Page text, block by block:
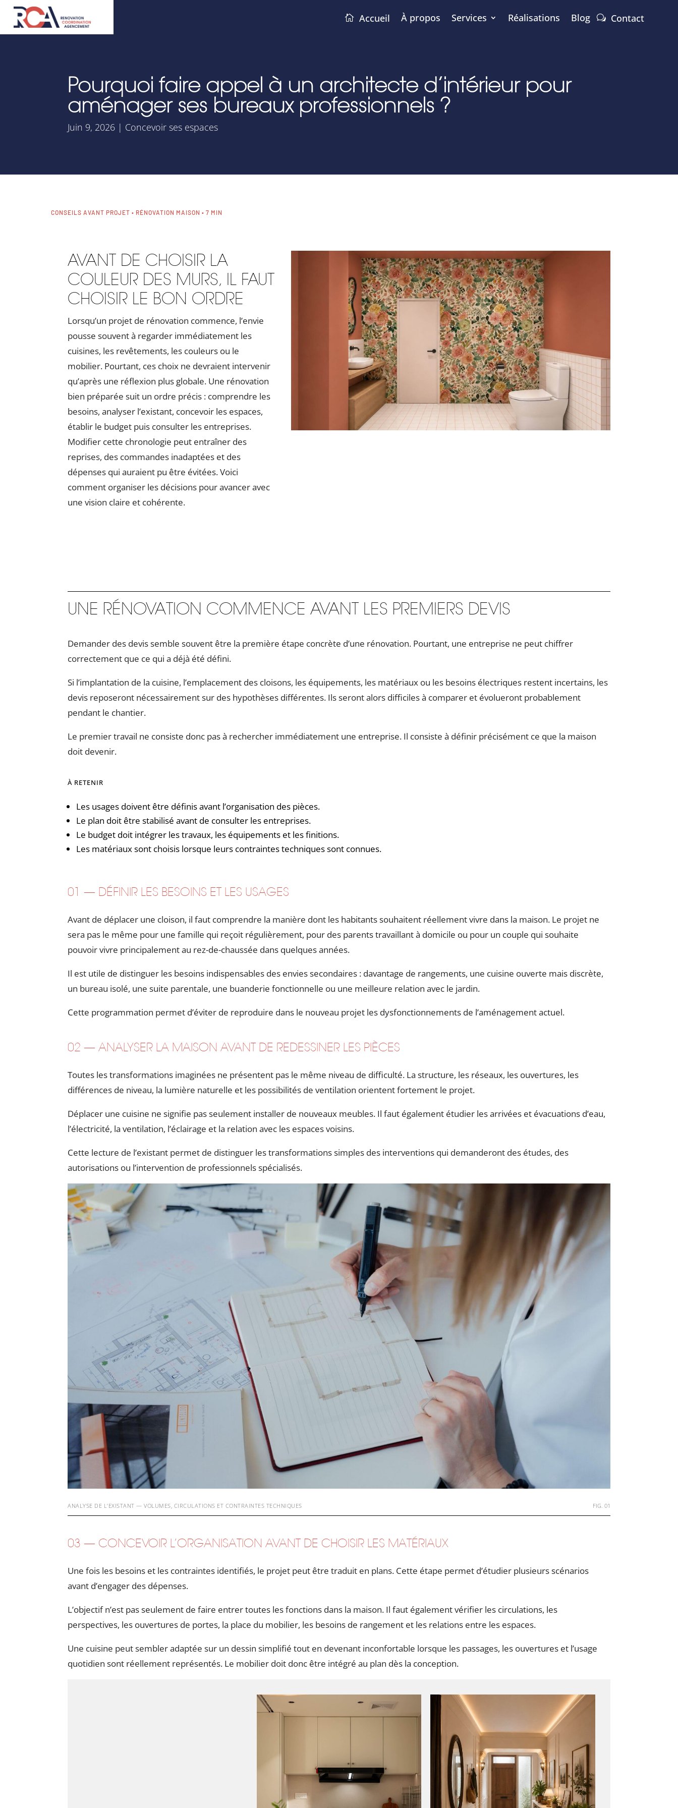
Accueil À propos Services Réalisations Blog Contact
Pourquoi faire appel à un architecte d’intérieur pour
aménager ses bureaux professionnels ?
Juin 9, 2026 | Concevoir ses espaces
CONSEILS AVANT PROJET • RÉNOVATION MAISON • 7 MIN
AVANT DE CHOISIR LA
COULEUR DES MURS, IL FAUT
CHOISIR LE BON ORDRE
Lorsqu’un projet de rénovation commence, l’envie
pousse souvent à regarder immédiatement les
cuisines, les revêtements, les couleurs ou le
mobilier. Pourtant, ces choix ne devraient intervenir
qu’après une réflexion plus globale. Une rénovation
bien préparée suit un ordre précis : comprendre les
besoins, analyser l’existant, concevoir les espaces,
établir le budget puis consulter les entreprises.
Modifier cette chronologie peut entraîner des
reprises, des commandes inadaptées et des
dépenses qui auraient pu être évitées. Voici
comment organiser les décisions pour avancer avec
une vision claire et cohérente.
UNE RÉNOVATION COMMENCE AVANT LES PREMIERS DEVIS
Demander des devis semble souvent être la première étape concrète d’une rénovation. Pourtant, une entreprise ne peut chiffrer
correctement que ce qui a déjà été défini.
Si l’implantation de la cuisine, l’emplacement des cloisons, les équipements, les matériaux ou les besoins électriques restent incertains, les
devis reposeront nécessairement sur des hypothèses différentes. Ils seront alors difficiles à comparer et évolueront probablement
pendant le chantier.
Le premier travail ne consiste donc pas à rechercher immédiatement une entreprise. Il consiste à définir précisément ce que la maison
doit devenir.
À RETENIR
Les usages doivent être définis avant l’organisation des pièces.
Le plan doit être stabilisé avant de consulter les entreprises.
Le budget doit intégrer les travaux, les équipements et les finitions.
Les matériaux sont choisis lorsque leurs contraintes techniques sont connues.
01 — DÉFINIR LES BESOINS ET LES USAGES
Avant de déplacer une cloison, il faut comprendre la manière dont les habitants souhaitent réellement vivre dans la maison. Le projet ne
sera pas le même pour une famille qui reçoit régulièrement, pour des parents travaillant à domicile ou pour un couple qui souhaite
pouvoir vivre principalement au rez-de-chaussée dans quelques années.
Il est utile de distinguer les besoins indispensables des envies secondaires : davantage de rangements, une cuisine ouverte mais discrète,
un bureau isolé, une suite parentale, une buanderie fonctionnelle ou une meilleure relation avec le jardin.
Cette programmation permet d’éviter de reproduire dans le nouveau projet les dysfonctionnements de l’aménagement actuel.
02 — ANALYSER LA MAISON AVANT DE REDESSINER LES PIÈCES
Toutes les transformations imaginées ne présentent pas le même niveau de difficulté. La structure, les réseaux, les ouvertures, les
différences de niveau, la lumière naturelle et les possibilités de ventilation orientent fortement le projet.
Déplacer une cuisine ne signifie pas seulement installer de nouveaux meubles. Il faut également étudier les arrivées et évacuations d’eau,
l’électricité, la ventilation, l’éclairage et la relation avec les espaces voisins.
Cette lecture de l’existant permet de distinguer les transformations simples des interventions qui demanderont des études, des
autorisations ou l’intervention de professionnels spécialisés.
ANALYSE DE L’EXISTANT — VOLUMES, CIRCULATIONS ET CONTRAINTES TECHNIQUES FIG. 01
03 — CONCEVOIR L’ORGANISATION AVANT DE CHOISIR LES MATÉRIAUX
Une fois les besoins et les contraintes identifiés, le projet peut être traduit en plans. Cette étape permet d’étudier plusieurs scénarios
avant d’engager des dépenses.
L’objectif n’est pas seulement de faire entrer toutes les fonctions dans la maison. Il faut également vérifier les circulations, les
perspectives, les ouvertures de portes, la place du mobilier, les besoins de rangement et les relations entre les espaces.
Une cuisine peut sembler adaptée sur un dessin simplifié tout en devenant inconfortable lorsque les passages, les ouvertures et l’usage
quotidien sont réellement représentés. Le mobilier doit donc être intégré au plan dès la conception.